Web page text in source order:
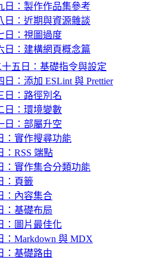
日：製作作品集參考
日：近期與資源雜談
日：視圖過度
日：建構網頁概念篇
五日：基礎指令與設定
：添加 ESLint 與 Prettier
日：路徑別名
日：環境變數
日：部屬升空
：實作搜尋功能
：RSS 端點
：實作集合分類功能
：頁籤
：內容集合
：基礎布局
：圖片最佳化
：Markdown 與 MDX
：基礎路由